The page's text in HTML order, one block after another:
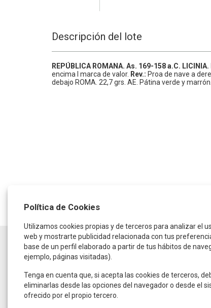
Descripción del lote
REPÚBLICA ROMANA. As. 169-158 a.C. LICINIA.
encima I marca de valor. Rev.: Proa de nave a
debajo ROMA. 22,7 grs. AE. Pátina verde y marrón.
HORARIO
De lunes a jueves:
de 9:30 a 14:00 horas
Viernes:
De 9:00 a 15:00 horas
Política de Cookies
Utilizamos cookies propias y de terceros para analizar el
web y mostrarte publicidad relacionada con tus
base de un perfil elaborado a partir de tus hábitos de
ejemplo, páginas visitadas).
Tenga en cuenta que, si acepta las cookies de terceros,
eliminarlas desde las opciones del navegador o desde el
ofrecido por el propio tercero.